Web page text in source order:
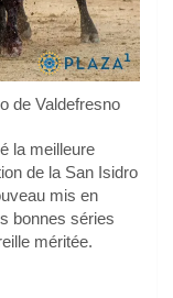
de Valdefresno
la meilleure
de la San Isidro
mis en
bonnes séries
méritée.